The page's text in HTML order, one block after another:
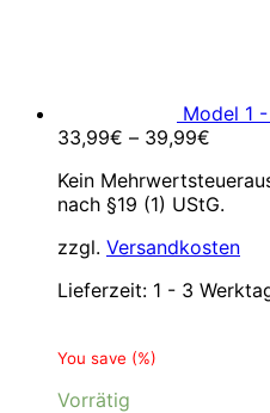
Model 1
33,99€ – 39,99€
Kein
nach §19 (1) UStG.
zzgl. Versandkosten
Lieferzeit: 1 - 3
You save (%)
Vorrätig